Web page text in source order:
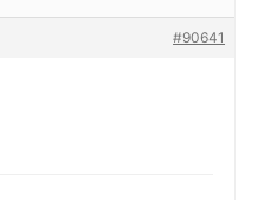
#90641